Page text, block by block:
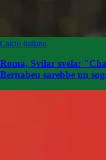
Calcio Italiano
Roma, Svilar svela:
Bernabeu sarebbe un